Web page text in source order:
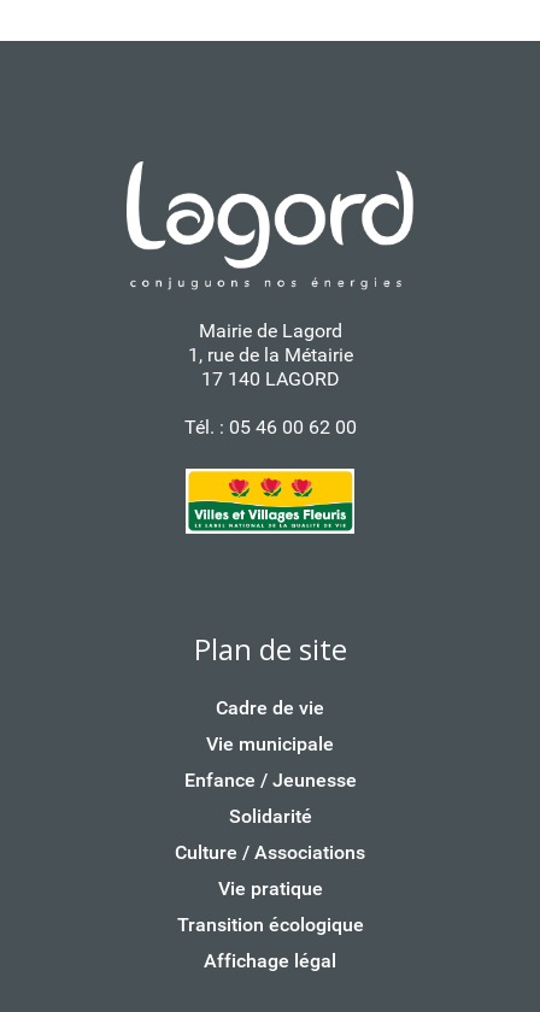
Mairie de Lagord
1, rue de la Métairie
17 140 LAGORD
Tél. : 05 46 00 62 00
Plan de site
Cadre de vie
Vie municipale
Enfance / Jeunesse
Solidarité
Culture / Associations
Vie pratique
Transition écologique
Affichage légal